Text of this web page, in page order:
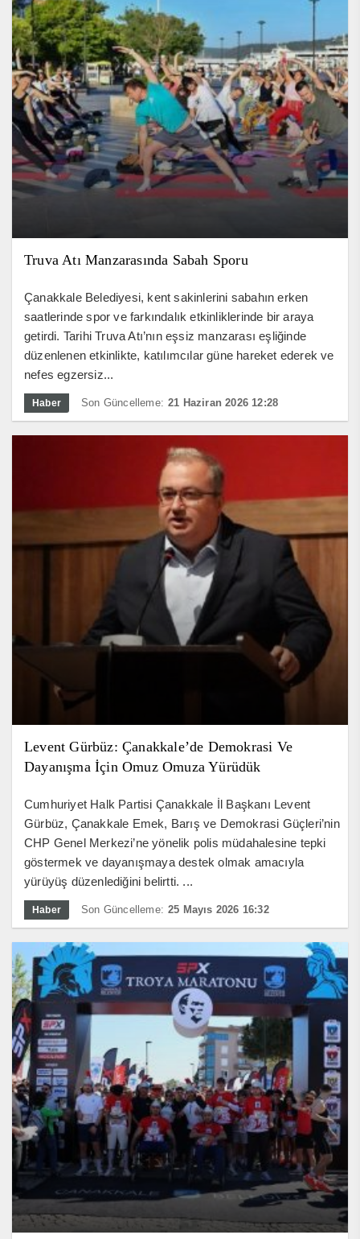
Truva Atı Manzarasında Sabah Sporu
Çanakkale Belediyesi, kent sakinlerini sabahın erken
saatlerinde spor ve farkındalık etkinliklerinde bir araya
getirdi. Tarihi Truva Atı’nın eşsiz manzarası eşliğinde
düzenlenen etkinlikte, katılımcılar güne hareket ederek ve
nefes egzersiz...
Haber Son Güncelleme: 21 Haziran 2026 12:28
Levent Gürbüz: Çanakkale’de Demokrasi Ve
Dayanışma İçin Omuz Omuza Yürüdük
Cumhuriyet Halk Partisi Çanakkale İl Başkanı Levent
Gürbüz, Çanakkale Emek, Barış ve Demokrasi Güçleri’nin
CHP Genel Merkezi’ne yönelik polis müdahalesine tepki
göstermek ve dayanışmaya destek olmak amacıyla
yürüyüş düzenlediğini belirtti. ...
Haber Son Güncelleme: 25 Mayıs 2026 16:32